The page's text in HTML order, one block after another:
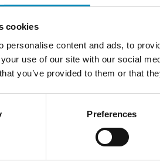
cookies
personalise content and ads, to
use of our site with our social
you’ve provided to them or that
Preferences